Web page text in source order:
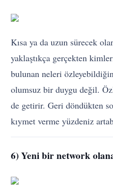
Kısa ya da uzun sürecek
yaklaştıkça gerçekten
bulunan neleri
olumsuz bir duygu değil.
de getirir. Geri döndükten
kıymet verme yüzdeniz
6) Yeni bir network